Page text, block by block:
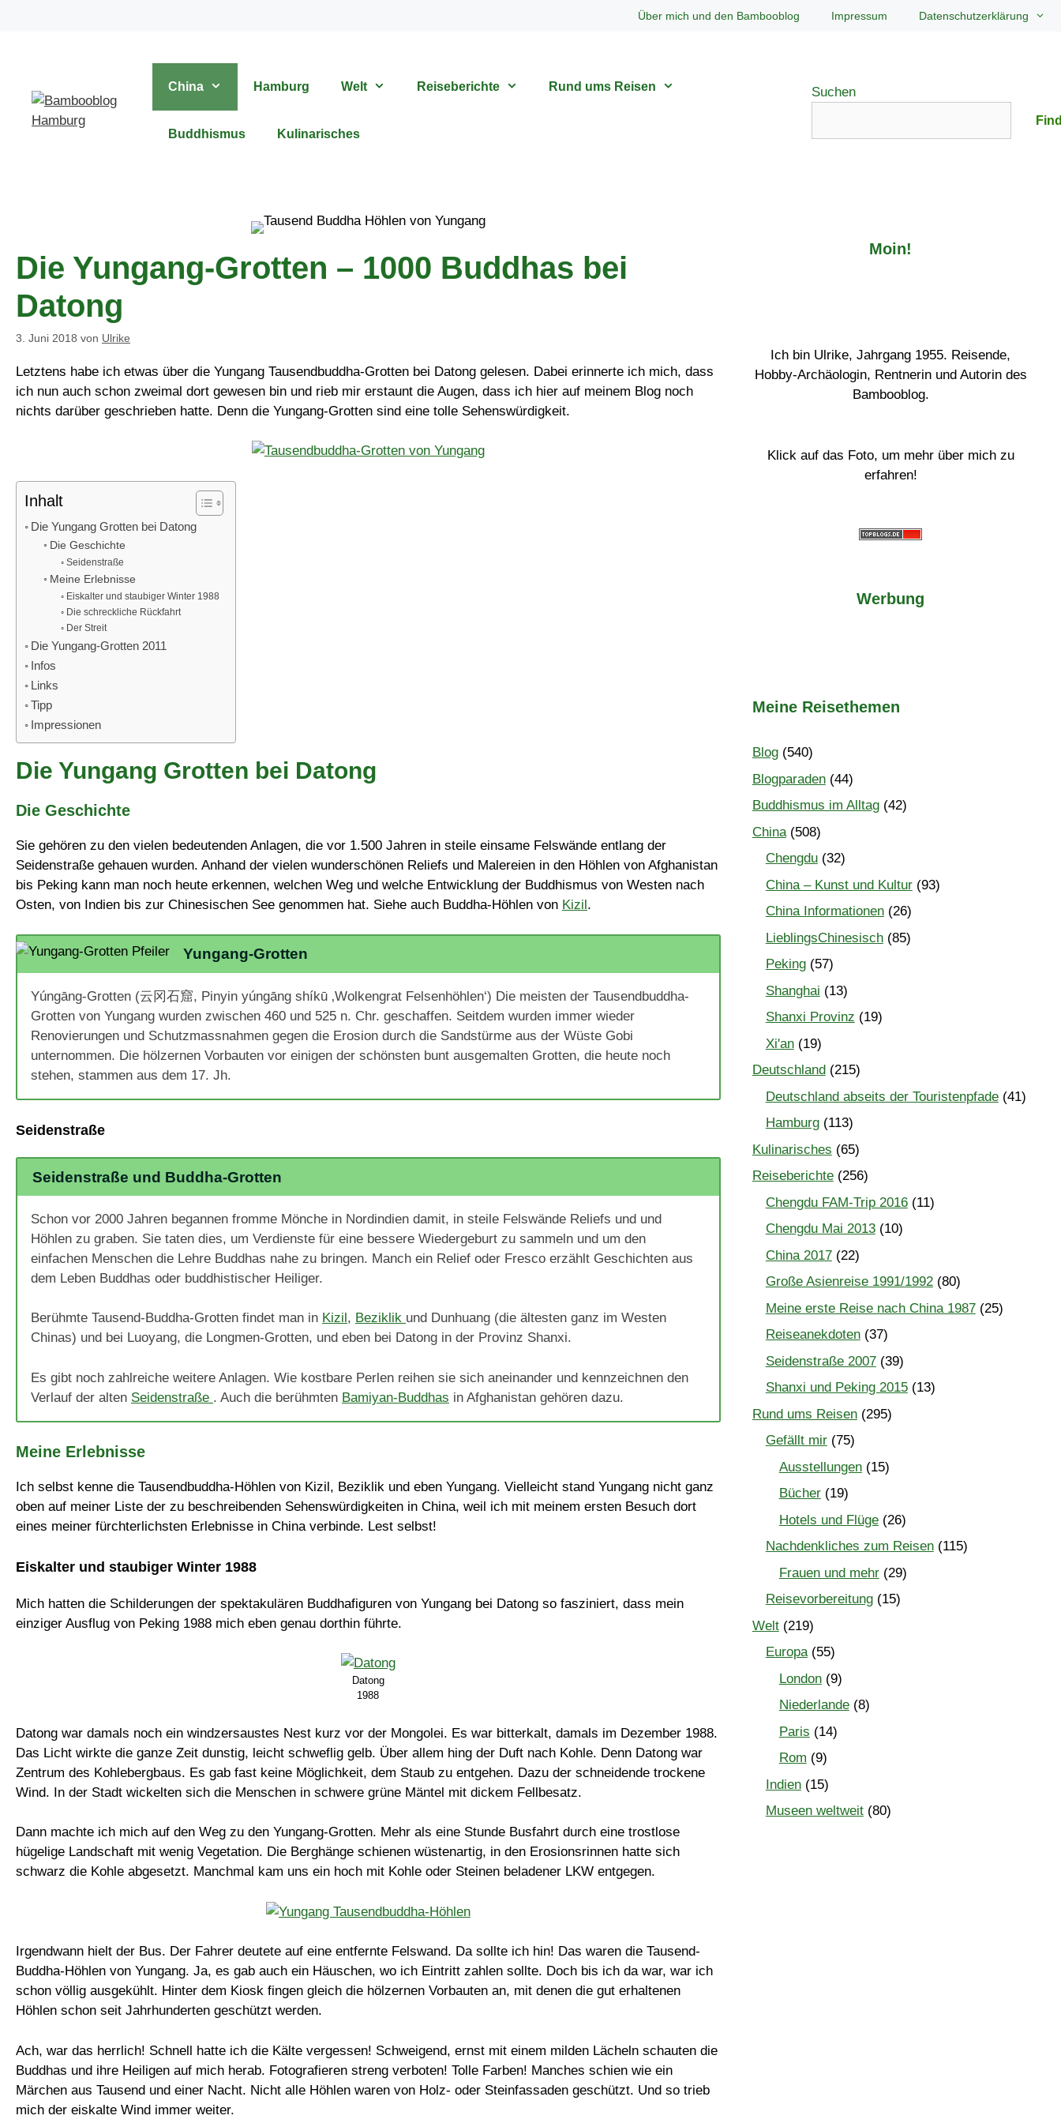
Über mich und den Bambooblog Impressum Datenschutzerklärung
China Hamburg Welt Reiseberichte Rund ums Reisen
Buddhismus Kulinarisches
Suchen
Die Yungang-Grotten – 1000 Buddhas bei
Datong
3. Juni 2018 von Ulrike
Letztens habe ich etwas über die Yungang Tausendbuddha-Grotten bei Datong gelesen. Dabei erinnerte ich mich, dass
ich nun auch schon zweimal dort gewesen bin und rieb mir erstaunt die Augen, dass ich hier auf meinem Blog noch
nichts darüber geschrieben hatte. Denn die Yungang-Grotten sind eine tolle Sehenswürdigkeit.
Inhalt
Die Yungang Grotten bei Datong
Die Geschichte
Seidenstraße
Meine Erlebnisse
Eiskalter und staubiger Winter 1988
Die schreckliche Rückfahrt
Der Streit
Die Yungang-Grotten 2011
Infos
Links
Tipp
Impressionen
Die Yungang Grotten bei Datong
Die Geschichte
Sie gehören zu den vielen bedeutenden Anlagen, die vor 1.500 Jahren in steile einsame Felswände entlang der
Seidenstraße gehauen wurden. Anhand der vielen wunderschönen Reliefs und Malereien in den Höhlen von Afghanistan
bis Peking kann man noch heute erkennen, welchen Weg und welche Entwicklung der Buddhismus von Westen nach
Osten, von Indien bis zur Chinesischen See genommen hat. Siehe auch Buddha-Höhlen von Kizil.
Yungang-Grotten
Yúngāng-Grotten (云冈石窟, Pinyin yúngāng shíkū ‚Wolkengrat Felsenhöhlen‘) Die meisten der Tausendbuddha-
Grotten von Yungang wurden zwischen 460 und 525 n. Chr. geschaffen. Seitdem wurden immer wieder
Renovierungen und Schutzmassnahmen gegen die Erosion durch die Sandstürme aus der Wüste Gobi
unternommen. Die hölzernen Vorbauten vor einigen der schönsten bunt ausgemalten Grotten, die heute noch
stehen, stammen aus dem 17. Jh.
Seidenstraße
Seidenstraße und Buddha-Grotten
Schon vor 2000 Jahren begannen fromme Mönche in Nordindien damit, in steile Felswände Reliefs und und
Höhlen zu graben. Sie taten dies, um Verdienste für eine bessere Wiedergeburt zu sammeln und um den
einfachen Menschen die Lehre Buddhas nahe zu bringen. Manch ein Relief oder Fresco erzählt Geschichten aus
dem Leben Buddhas oder buddhistischer Heiliger.
Berühmte Tausend-Buddha-Grotten findet man in Kizil , Beziklik und Dunhuang (die ältesten ganz im Westen
Chinas) und bei Luoyang, die Longmen-Grotten, und eben bei Datong in der Provinz Shanxi.
Es gibt noch zahlreiche weitere Anlagen. Wie kostbare Perlen reihen sie sich aneinander und kennzeichnen den
Verlauf der alten Seidenstraße . Auch die berühmten Bamiyan-Buddhas in Afghanistan gehören dazu.
Meine Erlebnisse
Ich selbst kenne die Tausendbuddha-Höhlen von Kizil, Beziklik und eben Yungang. Vielleicht stand Yungang nicht ganz
oben auf meiner Liste der zu beschreibenden Sehenswürdigkeiten in China, weil ich mit meinem ersten Besuch dort
eines meiner fürchterlichsten Erlebnisse in China verbinde. Lest selbst!
Eiskalter und staubiger Winter 1988
Mich hatten die Schilderungen der spektakulären Buddhafiguren von Yungang bei Datong so fasziniert, dass mein
einziger Ausflug von Peking 1988 mich eben genau dorthin führte.
Datong
1988
Datong war damals noch ein windzersaustes Nest kurz vor der Mongolei. Es war bitterkalt, damals im Dezember 1988.
Das Licht wirkte die ganze Zeit dunstig, leicht schweflig gelb. Über allem hing der Duft nach Kohle. Denn Datong war
Zentrum des Kohlebergbaus. Es gab fast keine Möglichkeit, dem Staub zu entgehen. Dazu der schneidende trockene
Wind. In der Stadt wickelten sich die Menschen in schwere grüne Mäntel mit dickem Fellbesatz.
Dann machte ich mich auf den Weg zu den Yungang-Grotten. Mehr als eine Stunde Busfahrt durch eine trostlose
hügelige Landschaft mit wenig Vegetation. Die Berghänge schienen wüstenartig, in den Erosionsrinnen hatte sich
schwarz die Kohle abgesetzt. Manchmal kam uns ein hoch mit Kohle oder Steinen beladener LKW entgegen.
Irgendwann hielt der Bus. Der Fahrer deutete auf eine entfernte Felswand. Da sollte ich hin! Das waren die Tausend-
Buddha-Höhlen von Yungang. Ja, es gab auch ein Häuschen, wo ich Eintritt zahlen sollte. Doch bis ich da war, war ich
schon völlig ausgekühlt. Hinter dem Kiosk fingen gleich die hölzernen Vorbauten an, mit denen die gut erhaltenen
Höhlen schon seit Jahrhunderten geschützt werden.
Ach, war das herrlich! Schnell hatte ich die Kälte vergessen! Schweigend, ernst mit einem milden Lächeln schauten die
Buddhas und ihre Heiligen auf mich herab. Fotografieren streng verboten! Tolle Farben! Manches schien wie ein
Märchen aus Tausend und einer Nacht. Nicht alle Höhlen waren von Holz- oder Steinfassaden geschützt. Und so trieb
mich der eiskalte Wind immer weiter.
Moin!
Ich bin Ulrike, Jahrgang 1955. Reisende,
Hobby-Archäologin, Rentnerin und Autorin des
Bambooblog.
Klick auf das Foto, um mehr über mich zu
erfahren!
Werbung
Meine Reisethemen
Blog(540)
Blogparaden(44)
Buddhismus im Alltag(42)
China(508)
Chengdu(32)
China – Kunst und Kultur(93)
China Informationen(26)
LieblingsChinesisch(85)
Peking(57)
Shanghai (13)
Shanxi Provinz (19)
Xi'an(19)
Deutschland(215)
Deutschland abseits der Touristenpfade(41)
Hamburg(113)
Kulinarisches (65)
Reiseberichte(256)
Chengdu FAM-Trip 2016(11)
Chengdu Mai 2013(10)
China 2017(22)
Große Asienreise 1991/1992(80)
Meine erste Reise nach China 1987(25)
Reiseanekdoten(37)
Seidenstraße 2007(39)
Shanxi und Peking 2015(13)
Rund ums Reisen(295)
Gefällt mir(75)
Ausstellungen(15)
Bücher(19)
Hotels und Flüge(26)
Nachdenkliches zum Reisen(115)
Frauen und mehr(29)
Reisevorbereitung(15)
Welt(219)
Europa(55)
London(9)
Niederlande(8)
Paris (14)
Rom (9)
Indien(15)
Museen weltweit(80)